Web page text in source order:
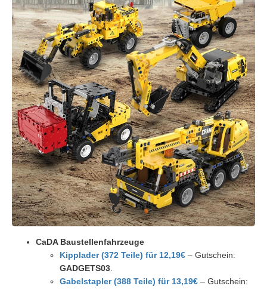
CaDA Baustellenfahrzeuge
Kipplader (372 Teile) für 12,19€ – Gutschein:
GADGETS03.
Gabelstapler (388 Teile) für 13,19€ – Gutschein: